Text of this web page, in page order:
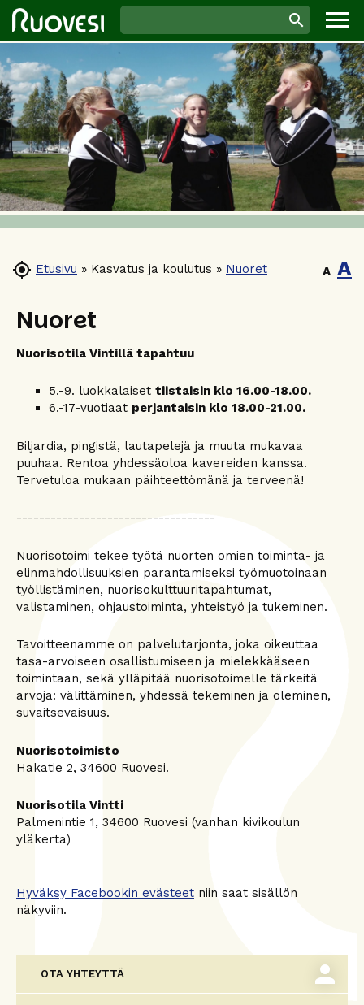
 Etusivu » Kasvatus ja koulutus » Nuoret A A
Nuoret
Nuorisotila Vintillä tapahtuu
5.-9. luokkalaiset tiistaisin klo 16.00-18.00.
6.-17-vuotiaat perjantaisin klo 18.00-21.00.
Biljardia, pingistä, lautapelejä ja muuta mukavaa
puuhaa. Rentoa yhdessäoloa kavereiden kanssa.
Tervetuloa mukaan päihteettömänä ja terveenä!
-----------------------------------
Nuorisotoimi tekee työtä nuorten omien toiminta- ja
elinmahdollisuuksien parantamiseksi työmuotoinaan
työllistäminen, nuorisokulttuuritapahtumat,
valistaminen, ohjaustoiminta, yhteistyö ja tukeminen.
Tavoitteenamme on palvelutarjonta, joka oikeuttaa
tasa-arvoiseen osallistumiseen ja mielekkääseen
toimintaan, sekä ylläpitää nuorisotoimelle tärkeitä
arvoja: välittäminen, yhdessä tekeminen ja oleminen,
suvaitsevaisuus.
Nuorisotoimisto
Hakatie 2, 34600 Ruovesi.
Nuorisotila Vintti
Palmenintie 1, 34600 Ruovesi (vanhan kivikoulun
yläkerta)
Hyväksy Facebookin evästeet niin saat sisällön
näkyviin.
OTA YHTEYTTÄ person